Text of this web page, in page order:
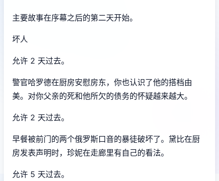
主要故事在序幕之后的第二天开始。
坏人
允许 2 天过去。
警官哈罗德在厨房安慰房东，你也认识了他的搭档由
美。对你父亲的死和他所欠的债务的怀疑越来越大。
允许 2 天过去。
早餐被前门的两个俄罗斯口音的暴徒破坏了。黛比在厨
房发表声明时，珍妮在走廊里有自己的看法。
允许 5 天过去。